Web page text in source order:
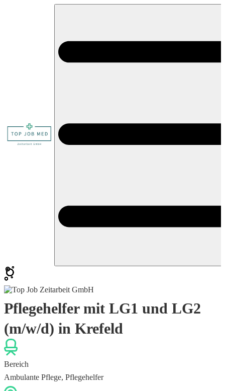
Pflegehelfer mit LG1 und LG2
(m/w/d) in Krefeld
Bereich
Ambulante Pflege, Pflegehelfer